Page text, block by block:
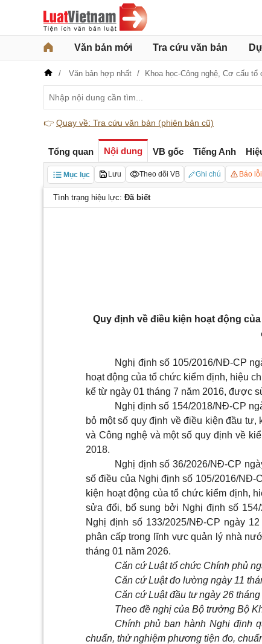
Văn bản mới Tra cứu văn bản
Văn bản hợp nhất Khoa học-Công nghệ, Cơ cấu tổ
👉 Quay về: Tra cứu văn bản (phiên bản cũ)
Tổng quan Nội dung VB gốc Tiếng Anh
Mục lục Lưu Theo dõi VB Ghi chú Báo lỗi
Tình trạng hiệu lực: Đã biết
Quy định về điều kiện hoạt động
Nghị định số 105/2016/NĐ-CP
hoạt động của tổ chức kiểm định, hiệu
kể từ ngày 01 tháng 7 năm 2016, được
Nghị định số 154/2018/NĐ-CP
bỏ một số quy định về điều kiện đầu
và Công nghệ và một số quy định về
2018.
Nghị định số 36/2026/NĐ-CP
số điều của Nghị định số 105/2016/NĐ-
kiện hoạt động của tổ chức kiểm định,
sửa đổi, bổ sung bởi Nghị định số
Nghị định số 133/2025/NĐ-CP ngày
phân cấp trong lĩnh vực quản lý nhà
tháng 01 năm 2026.
Căn cứ Luật tổ chức Chính phủ
Căn cứ Luật đo lường ngày 11
Căn cứ Luật đầu tư ngày 26
Theo đề nghị của Bộ trưởng Bộ
Chính phủ ban hành Nghị định
chuẩn, thử nghiệm phương tiện đo,